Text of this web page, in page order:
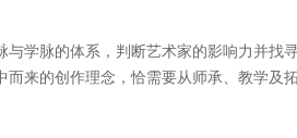
与学脉的体系，判断艺术家的影响力并找
而来的创作理念，恰需要从师承、教学及